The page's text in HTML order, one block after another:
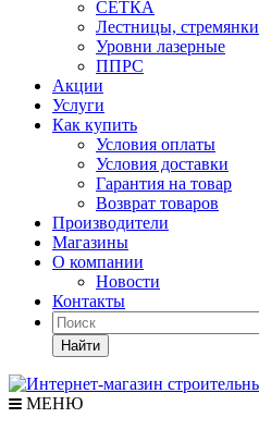
СЕТКА
Лестницы, стремянки
Уровни лазерные
ППРС
Акции
Услуги
Как купить
Условия оплаты
Условия доставки
Гарантия на товар
Возврат товаров
Производители
Магазины
О компании
Новости
Контакты
Найти
МЕНЮ